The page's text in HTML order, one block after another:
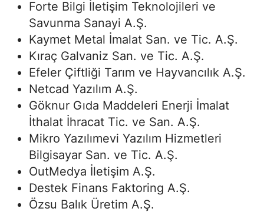
Forte Bilgi İletişim Teknolojileri ve
Savunma Sanayi A.Ş.
Kaymet Metal İmalat San. ve Tic. A.Ş.
Kıraç Galvaniz San. ve Tic. A.Ş.
Efeler Çiftliği Tarım ve Hayvancılık A.Ş.
Netcad Yazılım A.Ş.
Göknur Gıda Maddeleri Enerji İmalat
İthalat İhracat Tic. ve San. A.Ş.
Mikro Yazılımevi Yazılım Hizmetleri
Bilgisayar San. ve Tic. A.Ş.
OutMedya İletişim A.Ş.
Destek Finans Faktoring A.Ş.
Özsu Balık Üretim A.Ş.